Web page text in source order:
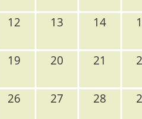
12 13 14
19 20 21
26 27 28